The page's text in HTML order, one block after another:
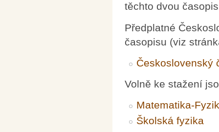
těchto dvou
Předplatné
časopisu (viz
Československý
Volně ke stažení
Matematika-
Školská fyzika